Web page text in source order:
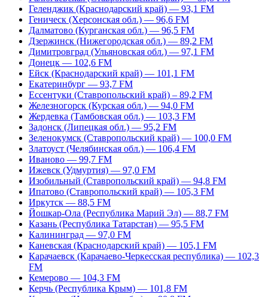
Геленджик (Краснодарский край) — 93,1 FM
Геническ (Херсонская обл.) — 96,6 FM
Далматово (Курганская обл.) — 96,5 FM
Дзержинск (Нижегородская обл.) — 89,2 FM
Димитровград (Ульяновская обл.) — 97,1 FM
Донецк — 102,6 FM
Ейск (Краснодарский край) — 101,1 FM
Екатеринбург — 93,7 FM
Ессентуки (Ставропольский край) – 89,2 FM
Железногорск (Курская обл.) — 94,0 FM
Жердевка (Тамбовская обл.) — 103,3 FM
Задонск (Липецкая обл.) — 95,2 FM
Зеленокумск (Ставропольский край) — 100,0 FM
Златоуст (Челябинская обл.) — 106,4 FM
Иваново — 99,7 FM
Ижевск (Удмуртия) — 97,0 FM
Изобильный (Ставропольский край) — 94,8 FM
Ипатово (Ставропольский край) — 105,3 FM
Иркутск — 88,5 FM
Йошкар-Ола (Республика Марий Эл) — 88,7 FM
Казань (Республика Татарстан) — 95,5 FM
Калининград — 97,0 FM
Каневская (Краснодарский край) — 105,1 FM
Карачаевск (Карачаево-Черкесская республика) — 102,3
FM
Кемерово — 104,3 FM
Керчь (Республика Крым) — 101,8 FM